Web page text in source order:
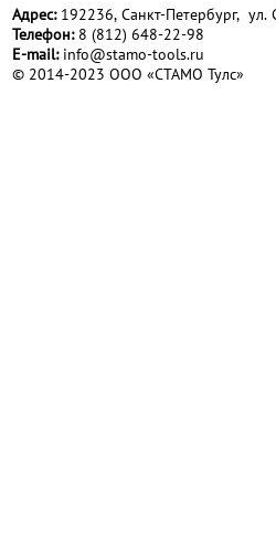
Адрес:192236, Санкт-Петербург, ул.
Телефон:8 (812) 648-22-98
Е-mail: info@stamo-tools.ru
© 2014-2023 ООО «СТАМО Тулс»